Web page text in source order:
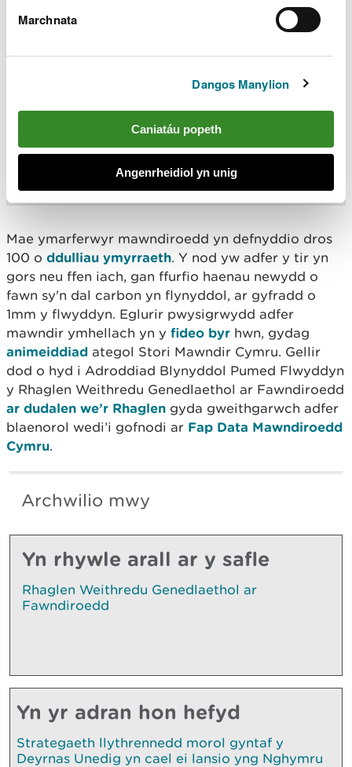
Marchnata
Dangos Manylion
Caniatáu popeth
Angenrheidiol yn unig
erbyn newid hinsawdd – ond dim ond pan
maen nhw’n iach. Ar hyn o bryd, mae tua
90% o fawndiroedd Cymru wedi'u difrodi,
gan ollwng carbon yn lle ei storio. Dyna
“Mewn dim ond pum mlynedd, rydym wedi
helpu dros 3,600 hectar i ddechrau eu
hadferiad – gan ddod â’r tirweddau hyn yn
ôl yn fyw fel y gallant storio carbon,
effeithiol. Mae'r enillion i'r hinsawdd, i
natur, ac i bobl.”
Mae ymarferwyr mawndiroedd yn defnyddio dros
100 o ddulliau ymyrraeth. Y nod yw adfer y tir yn
gors neu ffen iach, gan ffurfio haenau newydd o
fawn sy'n dal carbon yn flynyddol, ar gyfradd o
1mm y flwyddyn. Eglurir pwysigrwydd adfer
mawndir ymhellach yn y fideo byr hwn, gydag
animeiddiad ategol Stori Mawndir Cymru. Gellir
dod o hyd i Adroddiad Blynyddol Pumed Flwyddyn
y Rhaglen Weithredu Genedlaethol ar Fawndiroedd
ar dudalen we’r Rhaglen gyda gweithgarwch adfer
blaenorol wedi’i gofnodi ar Fap Data Mawndiroedd
Cymru.
Archwilio mwy
Yn rhywle arall ar y safle
Rhaglen Weithredu Genedlaethol ar
Fawndiroedd
Yn yr adran hon hefyd
Strategaeth llythrennedd morol gyntaf y
Deyrnas Unedig yn cael ei lansio yng Nghymru